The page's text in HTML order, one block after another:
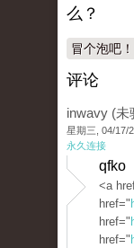
么？
冒个泡吧！
评论
inwavy (未
星期三, 04/17/
永久连接
qfko
<a
href="
href="
href="